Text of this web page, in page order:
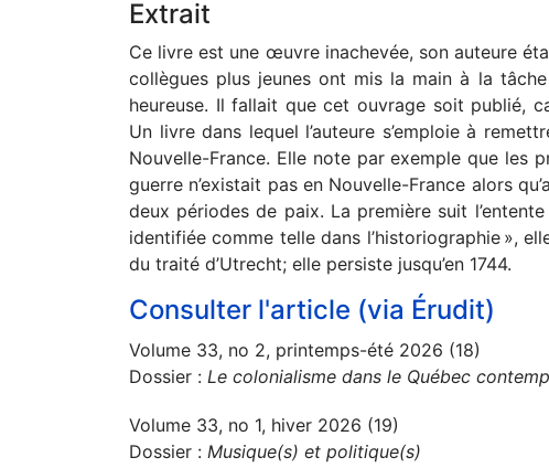
Extrait
Ce livre est une œuvre inachevée, son auteure
collègues plus jeunes ont mis la main à la
heureuse. Il fallait que cet ouvrage soit publié,
Un livre dans lequel l’auteure s’emploie à
Nouvelle-France. Elle note par exemple que les
guerre n’existait pas en Nouvelle-France alors
deux périodes de paix. La première suit
identifiée comme telle dans l’historiographie »,
du traité d’Utrecht; elle persiste jusqu’en 1744.
Consulter l'article (via Érudit)
Volume 33, no 2, printemps-été 2026 (18)
Dossier : Le colonialisme dans le Québec
Volume 33, no 1, hiver 2026 (19)
Dossier : Musique(s) et politique(s)